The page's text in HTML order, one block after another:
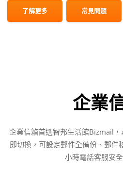
了解更多 常見問題
企業
企業信箱首選智邦生活館Bizmail
即切換，可設定郵件全備份、郵件
小時電話客服安